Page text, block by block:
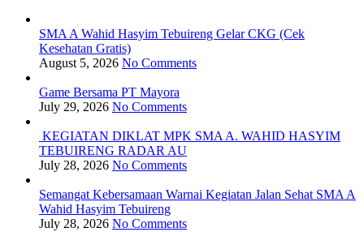
SMA A Wahid Hasyim Tebuireng Gelar CKG (Cek
Kesehatan Gratis)
August 5, 2026 No Comments
Game Bersama PT Mayora
July 29, 2026 No Comments
KEGIATAN DIKLAT MPK SMA A. WAHID HASYIM
TEBUIRENG RADAR AU
July 28, 2026 No Comments
Semangat Kebersamaan Warnai Kegiatan Jalan Sehat SMA A
Wahid Hasyim Tebuireng
July 28, 2026 No Comments